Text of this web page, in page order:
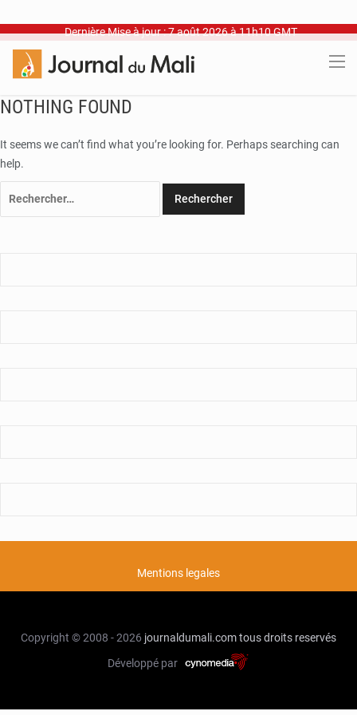
Dernière Mise à jour : 7 août 2026 à 11h10 GMT
NOTHING FOUND
It seems we can’t find what you’re looking for. Perhaps searching can
help.
Mentions legales
Copyright © 2008 - 2026 journaldumali.comtous droits reservés
Développé par